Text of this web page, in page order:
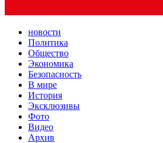
новости
Политика
Общество
Экономика
Безопасность
В мире
История
Эксклюзивы
Фото
Видео
Архив